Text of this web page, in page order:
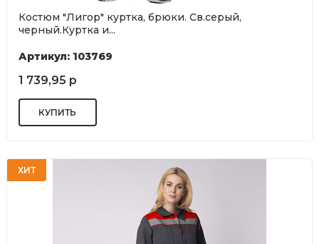
Костюм "Лигор" куртка, брюки. Св.серый,
черный.Куртка и...
Артикул: 103769
1 739,95 р
ХИТ